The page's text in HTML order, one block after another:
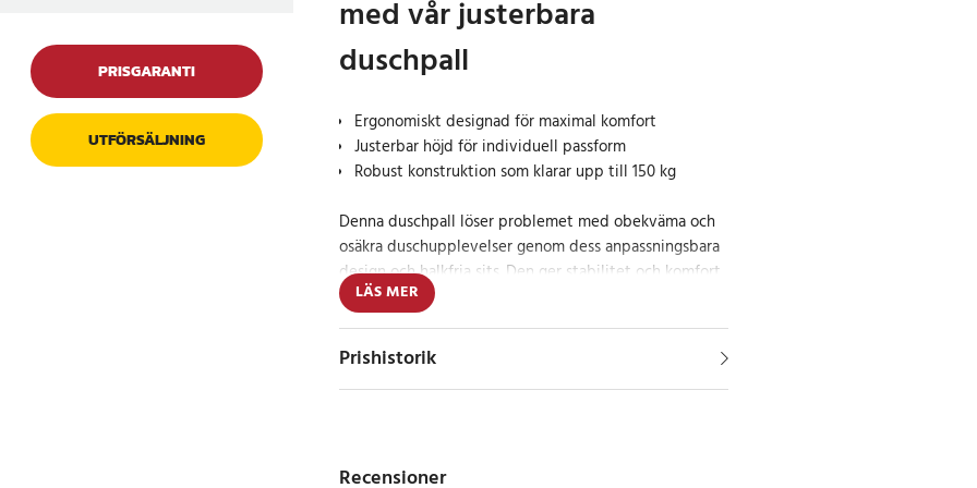
PRISGARANTI
UTFÖRSÄLJNING
med vår justerbara
duschpall
Ergonomiskt designad för maximal komfort
Justerbar höjd för individuell passform
Robust konstruktion som klarar upp till 150 kg
Denna duschpall löser problemet med obekväma och
osäkra duschupplevelser genom dess anpassningsbara
design och halkfria sits. Den ger stabilitet och komfort
i duschen, oavsett användarens ålder eller rörlighet.
Stol/pall till dusch som ger en bekväm och
av kraftig plast, har hål för att enkelt släppa igenom
LÄS MER
Prishistorik
Recensioner